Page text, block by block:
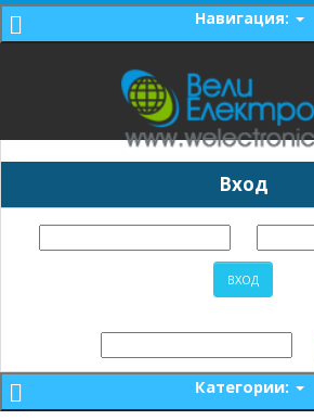
Навигация:
Вход
Категории: